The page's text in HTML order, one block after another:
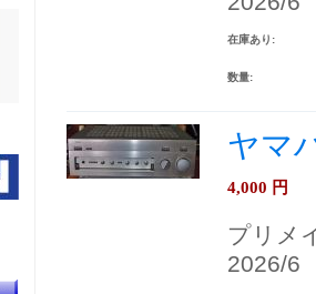
在庫あり:
数量:
ヤマ
4,000 円
プリメ
2026/6